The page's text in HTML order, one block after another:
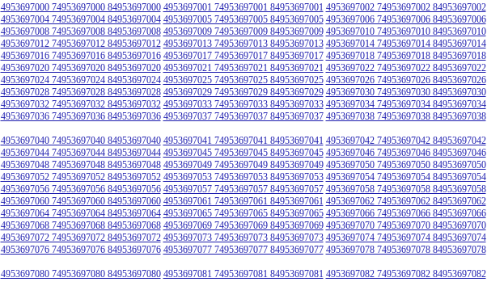
4953697000 74953697000 84953697000 4953697001 74953697001 84953697001 4953697002 74953697002 84953697002
4953697004 74953697004 84953697004 4953697005 74953697005 84953697005 4953697006 74953697006 84953697006
4953697008 74953697008 84953697008 4953697009 74953697009 84953697009 4953697010 74953697010 84953697010
4953697012 74953697012 84953697012 4953697013 74953697013 84953697013 4953697014 74953697014 84953697014
4953697016 74953697016 84953697016 4953697017 74953697017 84953697017 4953697018 74953697018 84953697018
4953697020 74953697020 84953697020 4953697021 74953697021 84953697021 4953697022 74953697022 84953697022
4953697024 74953697024 84953697024 4953697025 74953697025 84953697025 4953697026 74953697026 84953697026
4953697028 74953697028 84953697028 4953697029 74953697029 84953697029 4953697030 74953697030 84953697030
4953697032 74953697032 84953697032 4953697033 74953697033 84953697033 4953697034 74953697034 84953697034
4953697036 74953697036 84953697036 4953697037 74953697037 84953697037 4953697038 74953697038 84953697038
4953697040 74953697040 84953697040 4953697041 74953697041 84953697041 4953697042 74953697042 84953697042
4953697044 74953697044 84953697044 4953697045 74953697045 84953697045 4953697046 74953697046 84953697046
4953697048 74953697048 84953697048 4953697049 74953697049 84953697049 4953697050 74953697050 84953697050
4953697052 74953697052 84953697052 4953697053 74953697053 84953697053 4953697054 74953697054 84953697054
4953697056 74953697056 84953697056 4953697057 74953697057 84953697057 4953697058 74953697058 84953697058
4953697060 74953697060 84953697060 4953697061 74953697061 84953697061 4953697062 74953697062 84953697062
4953697064 74953697064 84953697064 4953697065 74953697065 84953697065 4953697066 74953697066 84953697066
4953697068 74953697068 84953697068 4953697069 74953697069 84953697069 4953697070 74953697070 84953697070
4953697072 74953697072 84953697072 4953697073 74953697073 84953697073 4953697074 74953697074 84953697074
4953697076 74953697076 84953697076 4953697077 74953697077 84953697077 4953697078 74953697078 84953697078
4953697080 74953697080 84953697080 4953697081 74953697081 84953697081 4953697082 74953697082 84953697082